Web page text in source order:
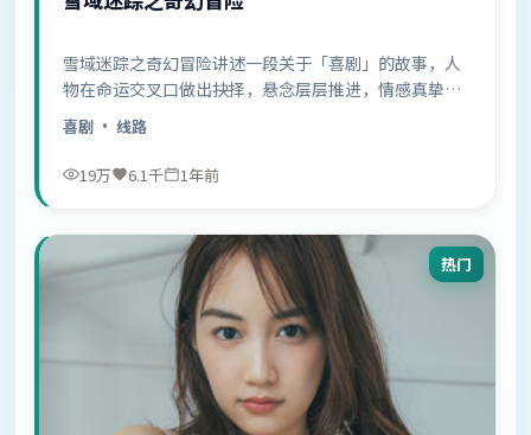
雪域迷踪之奇幻冒险讲述一段关于「喜剧」的故事，人
物在命运交叉口做出抉择，悬念层层推进，情感真挚动
人……
喜剧 · 线路
19万 6.1千 1年前
热门